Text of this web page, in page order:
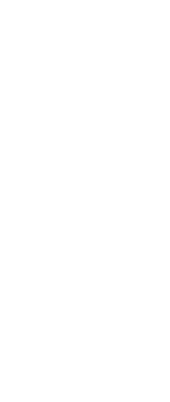
on his box, Jack boldy